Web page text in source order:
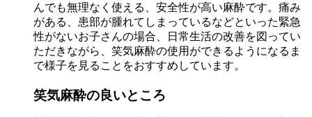
んでも無理なく使える、安全性が高い麻酔です。痛み
がある、患部が腫れてしまっているなどといった緊急
性がないお子さんの場合、日常生活の改善を図ってい
ただきながら、笑気麻酔の使用ができるようになるま
で様子を見ることをおすすめしています。
笑気麻酔の良いところ